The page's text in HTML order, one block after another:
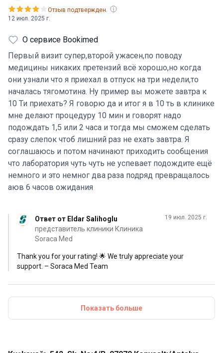
12 июл. 2025 г.
Отзыв подтвержден.
О сервисе Bookimed
Первый визит супер,второй ужасен,по поводу
медицины никаких претензий всё хорошо,но когда
они узнали что я приехал в отпуск на три недели,то
началась тягомотина. Ну пример вы можете завтра к
10 Ти приехать? Я говорю да и итог я в 10 ть в клинике
мне делают процедуру 10 мин и говорят надо
подождать 1,5 или 2 часа и тогда мы сможем сделать
сразу слепок чтоб лишний раз не ехать завтра. Я
соглашаюсь и потом начинают приходить сообщения
что лаборатория чуть чуть не успевает подождите ещё
немного и это немног два раза подряд превращалось
аюв 6 часов ожидания
Ответ от Eldar Salihoglu
представитель клиники Клиника
Soraca Med
19 июл. 2025 г.
Thank you for your rating! 🌟 We truly appreciate your
support. – Soraca Med Team
Показать больше